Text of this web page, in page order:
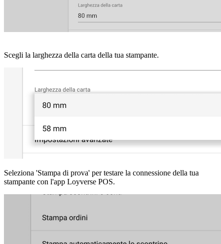
Scegli la larghezza della carta della tua stampante.
Seleziona 'Stampa di prova' per testare la connessione della tua
stampante con l'app Loyverse POS.